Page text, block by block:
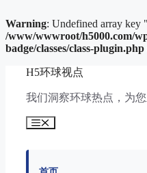
Warning: Undefined array key
/www/wwwroot/h5000.com/
badge/classes/class-plugin.php
H5环球视点
我们洞察环球热点，为
菜